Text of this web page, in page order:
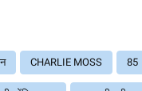
CHARLIE MOSS 85